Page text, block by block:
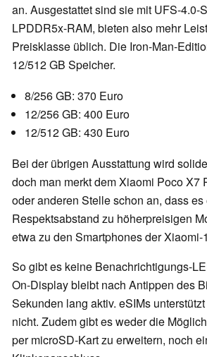
an. Ausgestattet sind sie mit UFS-4.0-
LPDDR5x-RAM, bieten also mehr
Preisklasse üblich. Die Iron-Man-
12/512 GB Speicher.
8/256 GB: 370 Euro
12/256 GB: 400 Euro
12/512 GB: 430 Euro
Bei der übrigen Ausstattung wird
doch man merkt dem Xiaomi Poco X7
oder anderen Stelle schon an, dass es
Respektsabstand zu höherpreisigen
etwa zu den Smartphones der Xiaomi-
So gibt es keine Benachrichtigungs-
On-Display bleibt nach Antippen des
Sekunden lang aktiv. eSIMs
nicht. Zudem gibt es weder die
per microSD-Kart zu erweitern, noch